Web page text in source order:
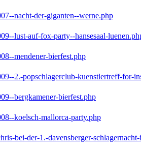
nacht-der-giganten--werne.php
lust-auf-fox-party--hansesaal-
mendener-bierfest.php
2.-popschlagerclub-kuenstlertreff-for-
bergkamener-bierfest.php
koelsch-mallorca-party.php
bei-der-1.-davensberger-